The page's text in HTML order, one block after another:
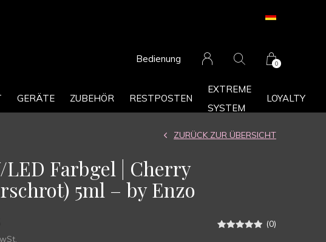
GERÄTE ZUBEHÖR RESTPOSTEN
EXTREME
SYSTEM
LOYALTY
Bedienung 0
LED Farbgel | Cherry
5ml – by Enzo
ZURÜCK ZUR ÜBERSICHT
(0)